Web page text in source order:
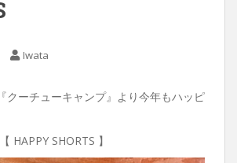
Iwata
クーチューキャンプ』より今年もハッピ
HAPPY SHORTS 】